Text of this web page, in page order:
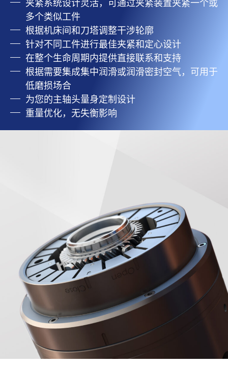
夹紧系统设计灵活，可通过夹紧装置夹紧一个或
多个类似工件
根据机床间和刀塔调整干涉轮廓
针对不同工件进行最佳夹紧和定心设计
在整个生命周期内提供直接联系和支持
根据需要集成集中润滑或润滑密封空气，可用于
低磨损场合
为您的主轴头量身定制设计
重量优化，无失衡影响